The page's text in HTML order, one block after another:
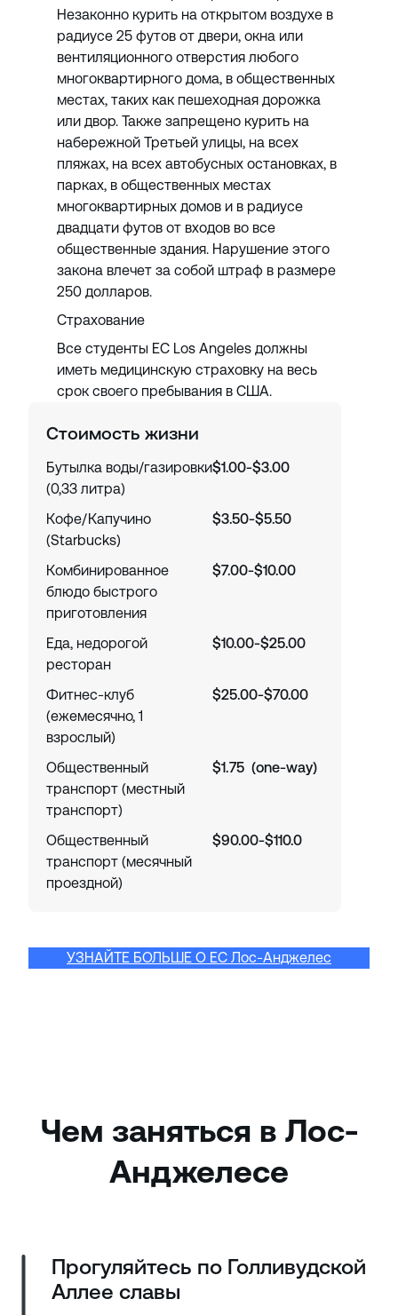
Незаконно курить на открытом воздухе в
радиусе 25 футов от двери, окна или
вентиляционного отверстия любого
многоквартирного дома, в общественных
местах, таких как пешеходная дорожка
или двор. Также запрещено курить на
набережной Третьей улицы, на всех
пляжах, на всех автобусных остановках, в
парках, в общественных местах
многоквартирных домов и в радиусе
двадцати футов от входов во все
общественные здания. Нарушение этого
закона влечет за собой штраф в размере
250 долларов.
Страхование
Все студенты EC Los Angeles должны
иметь медицинскую страховку на весь
срок своего пребывания в США.
Стоимость жизни
Бутылка воды/газировки
(0,33 литра)
$1.00-$3.00
Кофе/Капучино
(Starbucks)
$3.50-$5.50
Комбинированное
блюдо быстрого
приготовления
$7.00-$10.00
Еда, недорогой
ресторан
$10.00-$25.00
Фитнес-клуб
(ежемесячно, 1
взрослый)
$25.00-$70.00
Общественный
транспорт (местный
транспорт)
$1.75 (one-way)
Общественный
транспорт (месячный
проездной)
$90.00-$110.0
УЗНАЙТЕ БОЛЬШЕ О EC Лос-Анджелес
Чем заняться в Лос-
Анджелесе
Прогуляйтесь по Голливудской
Аллее славы